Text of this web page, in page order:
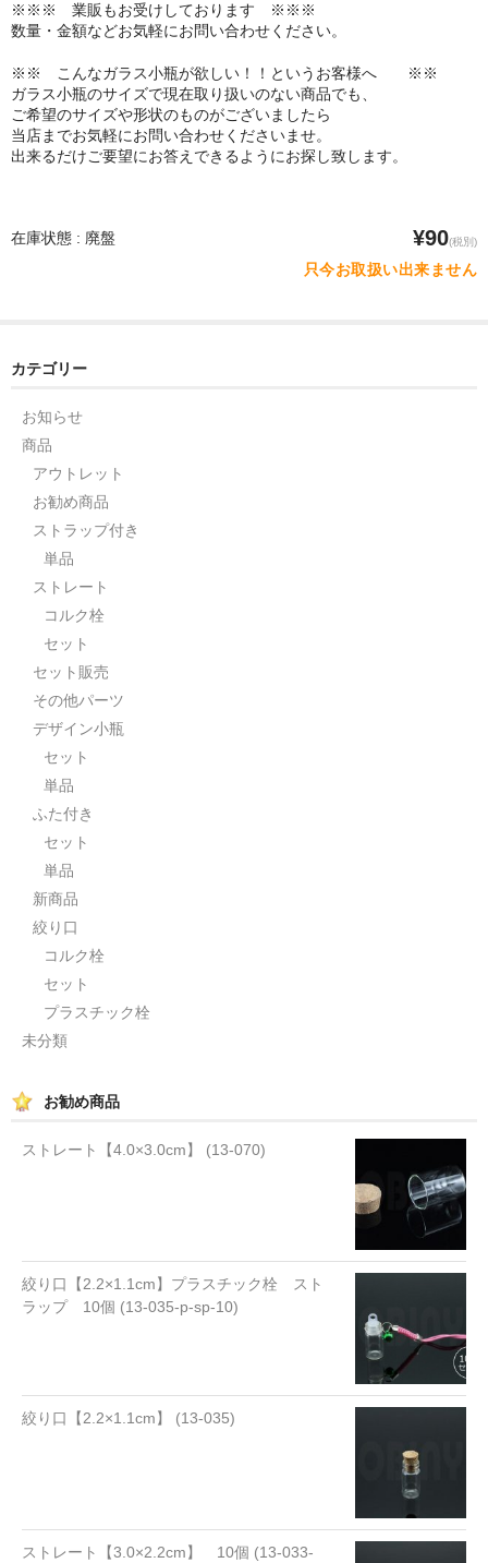
※※※ 業販もお受けしております ※※※
数量・金額などお気軽にお問い合わせください。
※※ こんなガラス小瓶が欲しい！！というお客様へ ※※
ガラス小瓶のサイズで現在取り扱いのない商品でも、
ご希望のサイズや形状のものがございましたら
当店までお気軽にお問い合わせくださいませ。
出来るだけご要望にお答えできるようにお探し致します。
在庫状態 : 廃盤 ¥90(税別)
只今お取扱い出来ません
カテゴリー
お知らせ
商品
アウトレット
お勧め商品
ストラップ付き
単品
ストレート
コルク栓
セット
セット販売
その他パーツ
デザイン小瓶
セット
単品
ふた付き
セット
単品
新商品
絞り口
コルク栓
セット
プラスチック栓
未分類
お勧め商品
ストレート【4.0×3.0cm】 (13-070)
絞り口【2.2×1.1cm】プラスチック栓 スト
ラップ 10個 (13-035-p-sp-10)
絞り口【2.2×1.1cm】 (13-035)
ストレート【3.0×2.2cm】 10個 (13-033-